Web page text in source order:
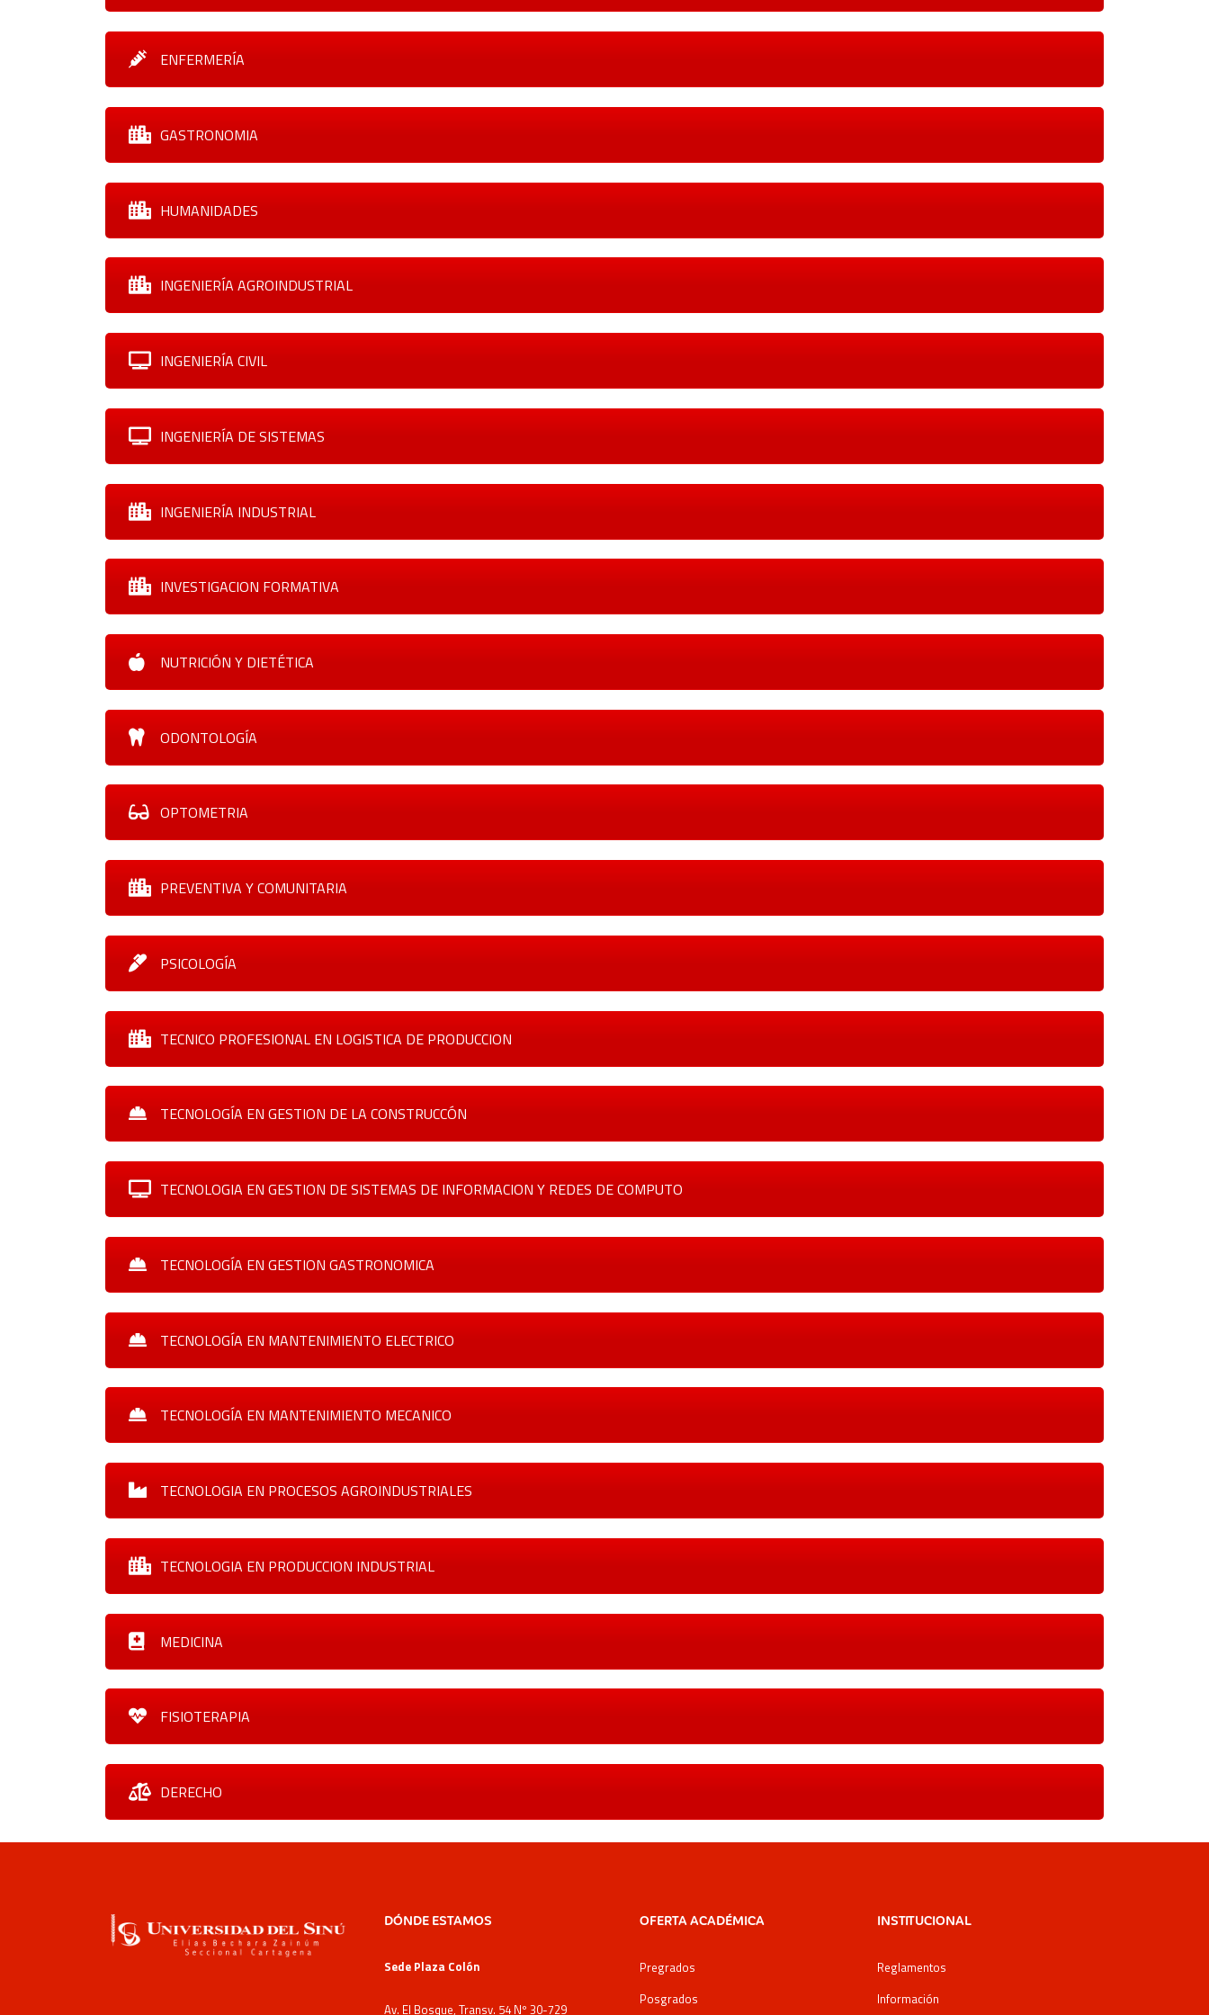
ENFERMERÍA
GASTRONOMIA
HUMANIDADES
INGENIERÍA AGROINDUSTRIAL
INGENIERÍA CIVIL
INGENIERÍA DE SISTEMAS
INGENIERÍA INDUSTRIAL
INVESTIGACION FORMATIVA
NUTRICIÓN Y DIETÉTICA
ODONTOLOGÍA
OPTOMETRIA
PREVENTIVA Y COMUNITARIA
PSICOLOGÍA
TECNICO PROFESIONAL EN LOGISTICA DE PRODUCCION
TECNOLOGÍA EN GESTION DE LA CONSTRUCCÓN
TECNOLOGIA EN GESTION DE SISTEMAS DE INFORMACION Y REDES DE COMPUTO
TECNOLOGÍA EN GESTION GASTRONOMICA
TECNOLOGÍA EN MANTENIMIENTO ELECTRICO
TECNOLOGÍA EN MANTENIMIENTO MECANICO
TECNOLOGIA EN PROCESOS AGROINDUSTRIALES
TECNOLOGIA EN PRODUCCION INDUSTRIAL
MEDICINA
FISIOTERAPIA
DERECHO
DÓNDE ESTAMOS
Sede Plaza Colón
Av. El Bosque, Transv. 54 Nº 30-729
OFERTA ACADÉMICA
Pregrados
Posgrados
INSTITUCIONAL
Reglamentos
Información